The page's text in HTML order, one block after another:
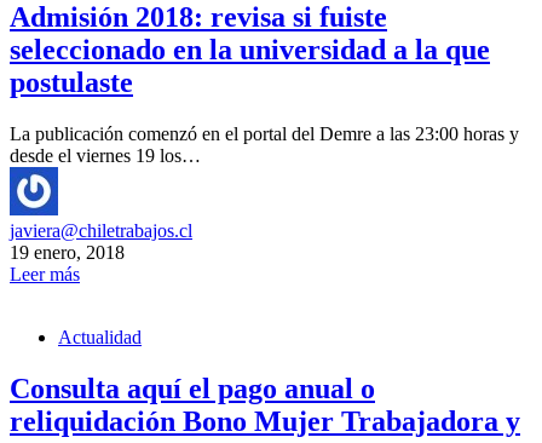
Admisión 2018: revisa si fuiste
seleccionado en la universidad a la que
postulaste
La publicación comenzó en el portal del Demre a las 23:00 horas y
desde el viernes 19 los…
javiera@chiletrabajos.cl
19 enero, 2018
Leer más
Actualidad
Consulta aquí el pago anual o
reliquidación Bono Mujer Trabajadora y